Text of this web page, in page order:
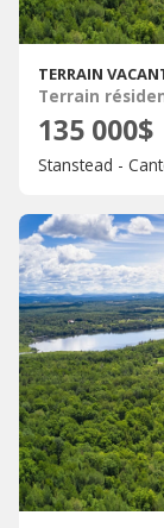
TERRAIN
Terrain
135 000$
Stanstead -